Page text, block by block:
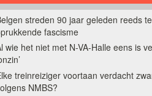
streden 90 jaar geleden reeds
fascisme
wie het niet met N-VA-Halle eens is
treinreiziger voortaan verdacht
NMBS?